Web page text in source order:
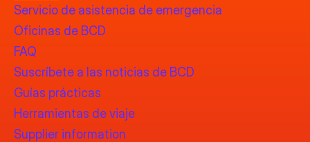
Servicio de asistencia de emergencia
Oficinas de BCD
FAQ
Suscríbete a las noticias de BCD
Guías prácticas
Herramientas de viaje
Supplier information